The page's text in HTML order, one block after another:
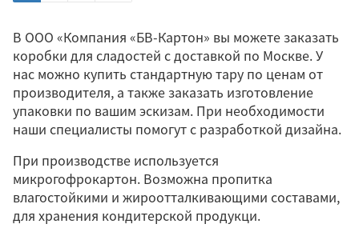
В ООО «Компания «БВ-Картон» вы можете заказать
коробки для сладостей с доставкой по Москве. У
нас можно купить стандартную тару по ценам от
производителя, а также заказать изготовление
упаковки по вашим эскизам. При необходимости
наши специалисты помогут с разработкой дизайна.
При производстве используется
микрогофрокартон. Возможна пропитка
влагостойкими и жироотталкивающими составами,
для хранения кондитерской продукци.